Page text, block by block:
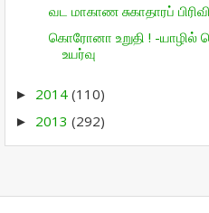
வட மாகாண சுகாதாரப்
கொரோனா உறுதி ! -
உயர்வு
► 2014 (110)
► 2013 (292)